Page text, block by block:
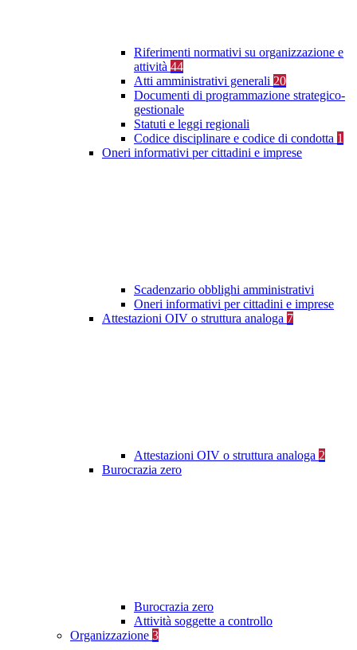
Riferimenti normativi su organizzazione e
attività 44
Atti amministrativi generali 20
Documenti di programmazione strategico-
gestionale
Statuti e leggi regionali
Codice disciplinare e codice di condotta 1
Oneri informativi per cittadini e imprese
Scadenzario obblighi amministrativi
Oneri informativi per cittadini e imprese
Attestazioni OIV o struttura analoga 7
Attestazioni OIV o struttura analoga 2
Burocrazia zero
Burocrazia zero
Attività soggette a controllo
Organizzazione 3